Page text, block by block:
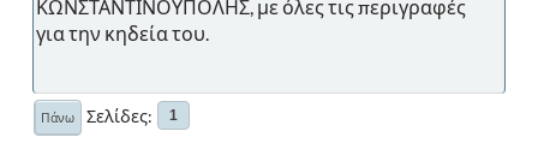
ΚΩΝΣΤΑΝΤΙΝΟΥΠΟΛΗΣ, με όλες τις περιγραφές
για την κηδεία του.
Πάνω Σελίδες 1